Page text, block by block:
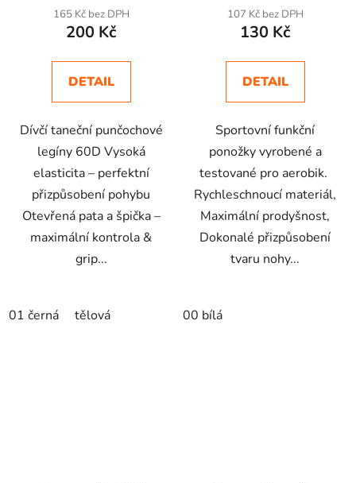
165 Kč bez DPH
200 Kč
DETAIL
Dívčí taneční punčochové
legíny 60D Vysoká
elasticita – perfektní
přizpůsobení pohybu
Otevřená pata a špička –
maximální kontrola &
grip...
01 černá tělová
107 Kč bez DPH
130 Kč
DETAIL
Sportovní funkční
ponožky vyrobené a
testované pro aerobik.
Rychleschnoucí materiál,
Maximální prodyšnost,
Dokonalé přizpůsobení
tvaru nohy...
00 bílá